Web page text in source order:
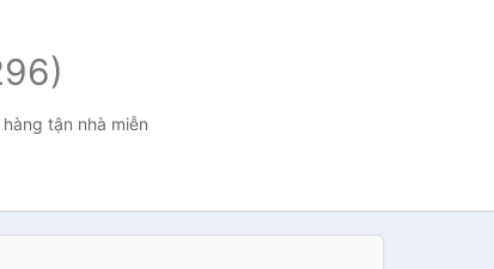
tận nhà miễn